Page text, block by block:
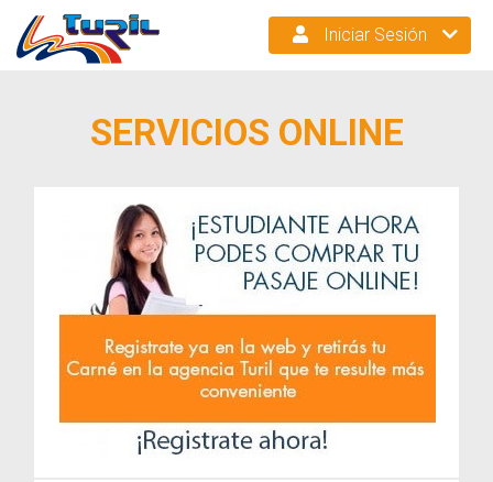
Iniciar Sesión
SERVICIOS ONLINE